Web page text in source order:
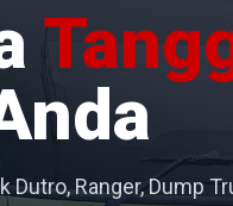
Ranger, Dump